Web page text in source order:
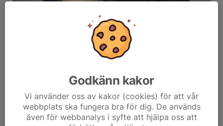
Godkänn kakor
Vi använder oss av kakor (cookies) för att vår
webbplats ska fungera bra för dig. De används
även för webbanalys i syfte att hjälpa oss att